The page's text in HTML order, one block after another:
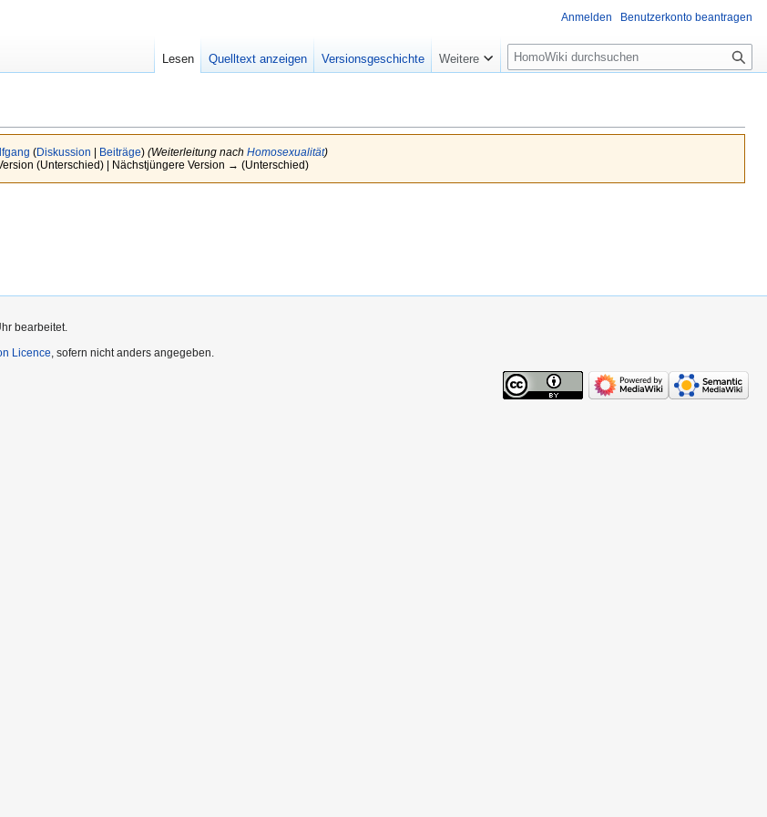
(Diskussion Beiträge) (Weiterleitung nach Homosexualität)
(Unterschied) | Nächstjüngere Version → (Unterschied)
Anmelden Benutzerkonto beantragen
Lesen Quelltext anzeigen Versionsgeschichte Weitere
Suche
bearbeitet.
Licence , sofern nicht anders angegeben.